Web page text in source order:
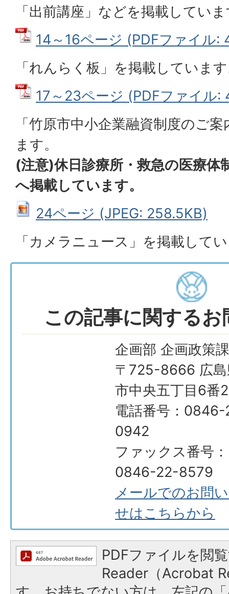
「出前講座」などを掲載してい
14～16ページ (PDFファイル:
「れんらく板」を掲載していま
17～23ページ (PDFファイル:
「竹原市中小企業融資制度のご
ます。
(注意)休日診療所・救急の医療体
へ掲載しています。
24ページ (JPEG: 258.5KB)
「カメラニュース」を掲載して
この記事に関する
企画部 企画政策課
〒725-8666 広島
市中央五丁目6番
電話番号：
0942
ファックス番号：
0846-22-8579
メールでのお問
せはこちらから
PDFファイルを閲
Reader（Acrobat